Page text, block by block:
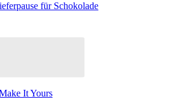
für Schokolade
It Yours